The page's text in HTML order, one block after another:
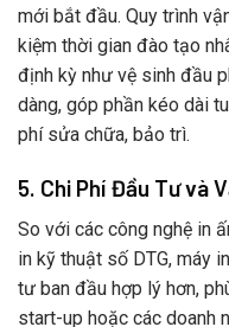
mới bắt đầu. Quy trình
kiệm thời gian đào tạo
định kỳ như vệ sinh đầu
dàng, góp phần kéo dài
phí sửa chữa, bảo trì.
5. Chi Phí Đầu Tư và
So với các công nghệ in
in kỹ thuật số DTG, máy
tư ban đầu hợp lý hơn,
start-up hoặc các doanh